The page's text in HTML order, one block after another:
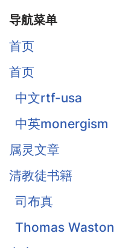
导航菜单
首页
首页
中文rtf-usa
中英monergism
属灵文章
清教徒书籍
司布真
Thomas Waston